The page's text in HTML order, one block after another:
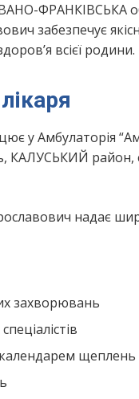
ФРАНКІВСЬКА
забезпечує
всієї родини.
у Амбулаторія
КАЛУСЬКИЙ
надає
захворювань
щеплень